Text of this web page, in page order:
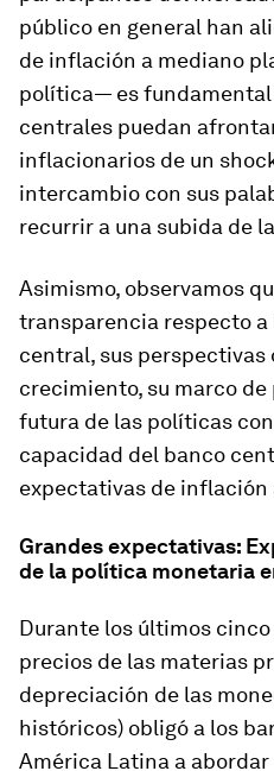
público en general han
de inflación a mediano
política— es fundamental
centrales puedan
inflacionarios de un
intercambio con sus
recurrir a una subida de
Asimismo, observamos
transparencia respecto
central, sus perspectivas
crecimiento, su marco
futura de las políticas
capacidad del banco
expectativas de inflación
Grandes expectativas:
de la política monetaria
Durante los últimos
precios de las materias
depreciación de las
históricos) obligó a los
América Latina a